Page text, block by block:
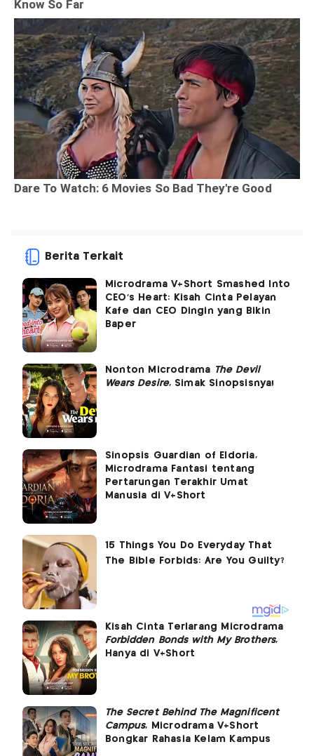
Berita Terkait
Microdrama V+Short Smashed Into
CEO's Heart: Kisah Cinta Pelayan
Kafe dan CEO Dingin yang Bikin
Baper
Nonton Microdrama The Devil
Wears Desire, Simak Sinopsisnya!
Sinopsis Guardian of Eldoria,
Microdrama Fantasi tentang
Pertarungan Terakhir Umat
Manusia di V+Short
Kisah Cinta Terlarang Microdrama
Forbidden Bonds with My Brothers,
Hanya di V+Short
The Secret Behind The Magnificent
Campus, Microdrama V+Short
Bongkar Rahasia Kelam Kampus